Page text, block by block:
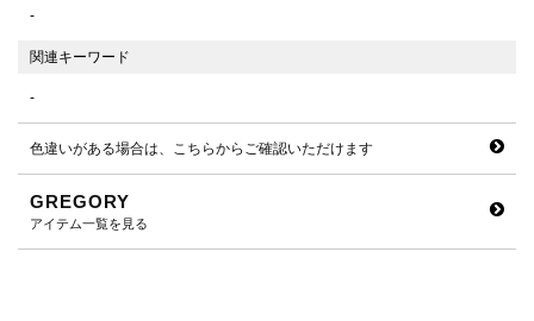
-
関連キーワード
-
色違いがある場合は、こちらからご確認いただけます
GREGORY
アイテム一覧を見る